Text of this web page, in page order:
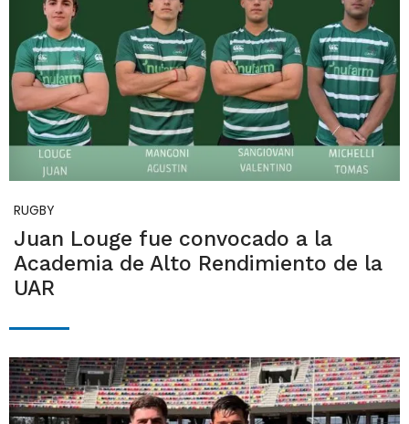
RUGBY
Juan Louge fue convocado a la
Academia de Alto Rendimiento de la
UAR